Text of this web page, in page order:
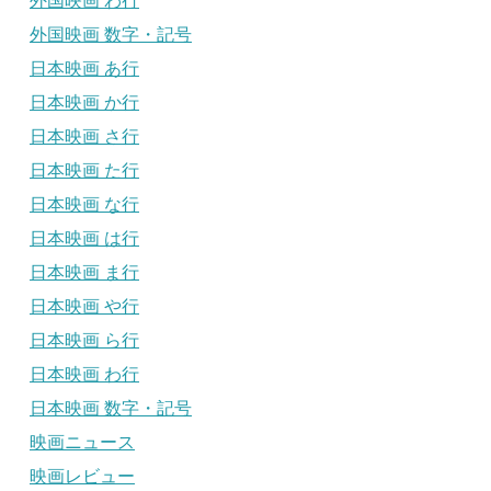
外国映画 数字・記号
日本映画 あ行
日本映画 か行
日本映画 さ行
日本映画 た行
日本映画 な行
日本映画 は行
日本映画 ま行
日本映画 や行
日本映画 ら行
日本映画 わ行
日本映画 数字・記号
映画ニュース
映画レビュー